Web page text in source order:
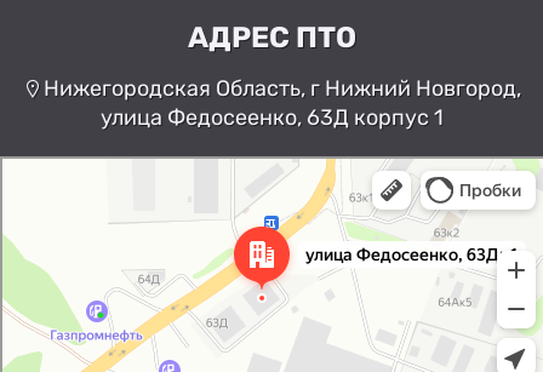
АДРЕС ПТО
Нижегородская Область, г Нижний Новгород,
улица Федосеенко, 63Д корпус 1
Нижний Новгород
Улица Федосеенко, 63Дк1 —
Яндекс Карты